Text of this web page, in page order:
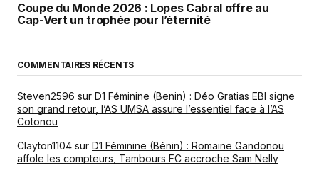
Coupe du Monde 2026 : Lopes Cabral offre au
Cap-Vert un trophée pour l’éternité
COMMENTAIRES RÉCENTS
Steven2596 sur D1 Féminine (Benin) : Déo Gratias EBI signe
son grand retour, l’AS UMSA assure l’essentiel face à l’AS
Cotonou
Clayton1104 sur D1 Féminine (Bénin) : Romaine Gandonou
affole les compteurs, Tambours FC accroche Sam Nelly